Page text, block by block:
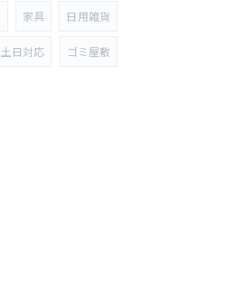
家具 日用雑貨
土日対応 ゴミ屋敷